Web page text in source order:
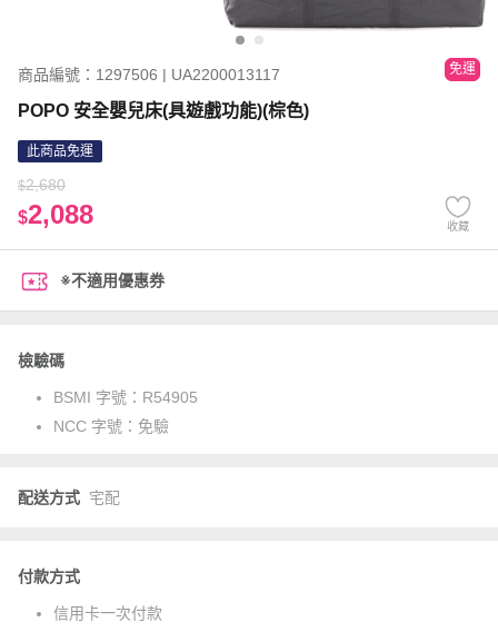
商品編號：1297506 | UA2200013117 免運
POPO 安全嬰兒床(具遊戲功能)(棕色)
此商品免運
$2,680
$2,088 收藏
※不適用優惠券
檢驗碼
BSMI 字號： R54905
NCC 字號： 免驗
配送方式 宅配
付款方式
信用卡一次付款